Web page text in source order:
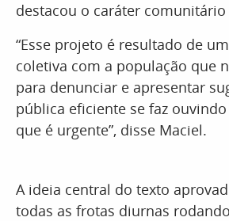
destacou o caráter
“Esse projeto é resultado de
coletiva com a população que
para denunciar e apresentar
pública eficiente se faz
que é urgente”, disse Maciel.
A ideia central do texto
todas as frotas diurnas